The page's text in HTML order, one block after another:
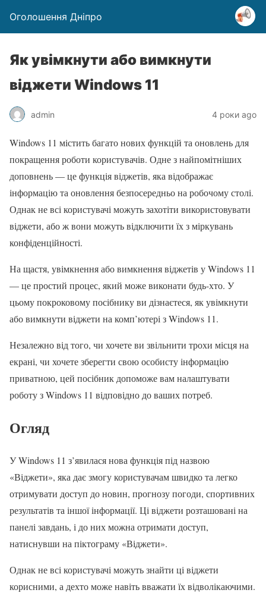
Оголошення Дніпро
Як увімкнути або вимкнути
віджети Windows 11
admin 4 роки ago
Windows 11 містить багато нових функцій та оновлень для
покращення роботи користувачів. Одне з найпомітніших
доповнень — це функція віджетів, яка відображає
інформацію та оновлення безпосередньо на робочому столі.
Однак не всі користувачі можуть захотіти використовувати
віджети, або ж вони можуть відключити їх з міркувань
конфіденційності.
На щастя, увімкнення або вимкнення віджетів у Windows 11
— це простий процес, який може виконати будь-хто. У
цьому покроковому посібнику ви дізнаєтеся, як увімкнути
або вимкнути віджети на комп’ютері з Windows 11.
Незалежно від того, чи хочете ви звільнити трохи місця на
екрані, чи хочете зберегти свою особисту інформацію
приватною, цей посібник допоможе вам налаштувати
роботу з Windows 11 відповідно до ваших потреб.
Огляд
У Windows 11 з’явилася нова функція під назвою
«Віджети», яка дає змогу користувачам швидко та легко
отримувати доступ до новин, прогнозу погоди, спортивних
результатів та іншої інформації. Ці віджети розташовані на
панелі завдань, і до них можна отримати доступ,
натиснувши на піктограму «Віджети».
Однак не всі користувачі можуть знайти ці віджети
корисними, а дехто може навіть вважати їх відволікаючими.